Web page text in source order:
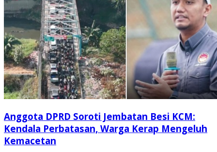
Anggota DPRD Soroti Jembatan Besi KCM:
Kendala Perbatasan, Warga Kerap Mengeluh
Kemacetan